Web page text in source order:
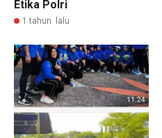
Etika Polri
1 tahun lalu